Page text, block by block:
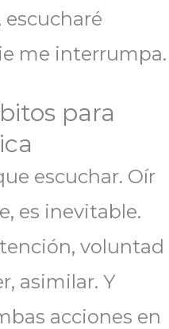
me interrumpa.
para
escuchar. Oír
es inevitable.
voluntad
asimilar. Y
acciones en